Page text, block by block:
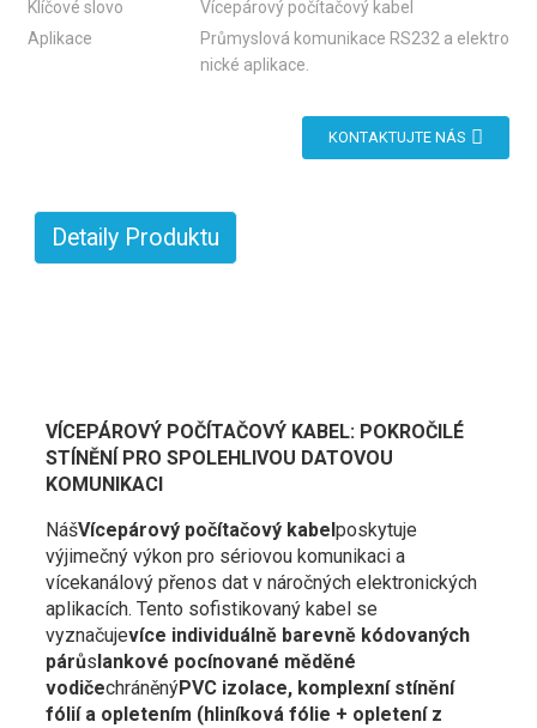
Klíčové slovo
Vícepárový počítačový kabel
Aplikace
Průmyslová komunikace RS232 a elektro
nické aplikace.
KONTAKTUJTE NÁS
Detaily Produktu
VÍCEPÁROVÝ POČÍTAČOVÝ KABEL: POKROČILÉ
STÍNĚNÍ PRO SPOLEHLIVOU DATOVOU
KOMUNIKACI
NášVícepárový počítačový kabelposkytuje
výjimečný výkon pro sériovou komunikaci a
vícekanálový přenos dat v náročných elektronických
aplikacích. Tento sofistikovaný kabel se
vyznačujevíce individuálně barevně kódovaných
párůslankové pocínované měděné
vodičechráněnýPVC izolace, komplexní stínění
fólií a opletením (hliníková fólie + opletení z